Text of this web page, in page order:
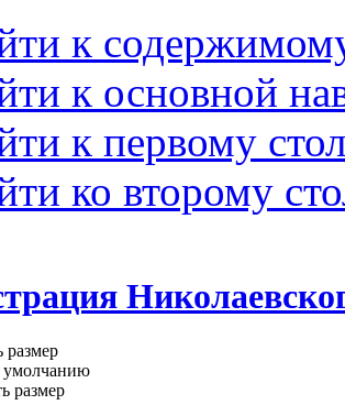
к
к основной
к первому
ко второму